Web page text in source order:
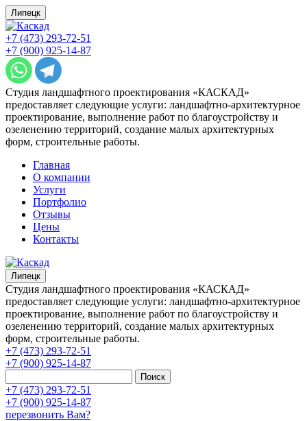
Липецк
+7 (473) 293-72-51
+7 (900) 925-14-87
Студия ландшафтного проектирования «КАСКАД»
предоставляет следующие услуги: ландшафтно-архитектурное
проектирование, выполнение работ по благоустройству и
озеленению территорий, создание малых архитектурных
форм, строительные работы.
Главная
О компании
Услуги
Портфолио
Отзывы
Цены
Контакты
Липецк
Студия ландшафтного проектирования «КАСКАД»
предоставляет следующие услуги: ландшафтно-архитектурное
проектирование, выполнение работ по благоустройству и
озеленению территорий, создание малых архитектурных
форм, строительные работы.
+7 (473) 293-72-51
+7 (900) 925-14-87
Поиск
+7 (473) 293-72-51
+7 (900) 925-14-87
перезвонить Вам?